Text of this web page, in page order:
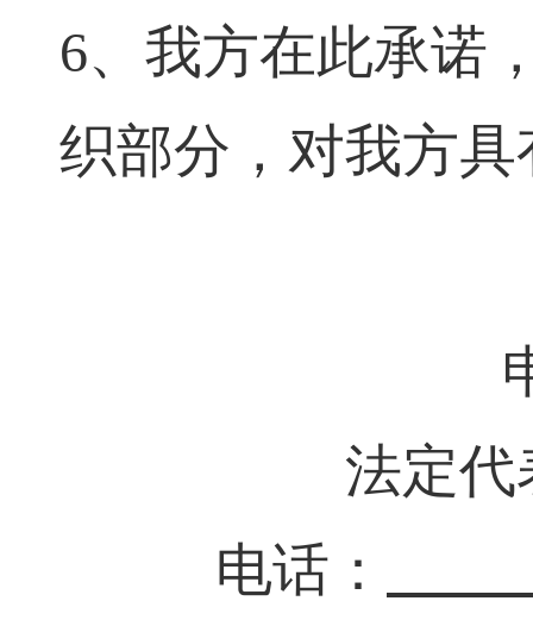
6、我方在此承诺
织部分，对我方
法定代
电话：